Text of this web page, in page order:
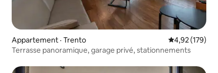
Appartement · Trento Note
4,92 (179)
Terrasse panoramique, garage privé, stationnements